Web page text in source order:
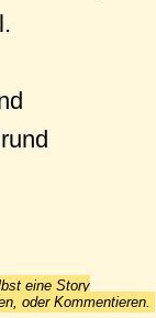
eine Story
oder Kommentieren.